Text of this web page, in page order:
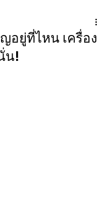
อยู่ที่ไหน เครื่อง
น!